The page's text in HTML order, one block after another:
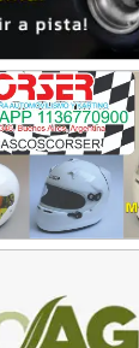
KART.COM.AR